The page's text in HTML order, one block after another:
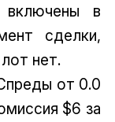
включены в
сделки,
нет.
от 0.0
$6 за